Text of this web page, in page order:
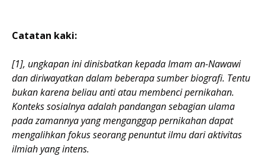
Catatan kaki:
[1], ungkapan ini dinisbatkan kepada Imam an-Nawawi
dan diriwayatkan dalam beberapa sumber biografi. Tentu
bukan karena beliau anti atau membenci pernikahan.
Konteks sosialnya adalah pandangan sebagian ulama
pada zamannya yang menganggap pernikahan dapat
mengalihkan fokus seorang penuntut ilmu dari aktivitas
ilmiah yang intens.